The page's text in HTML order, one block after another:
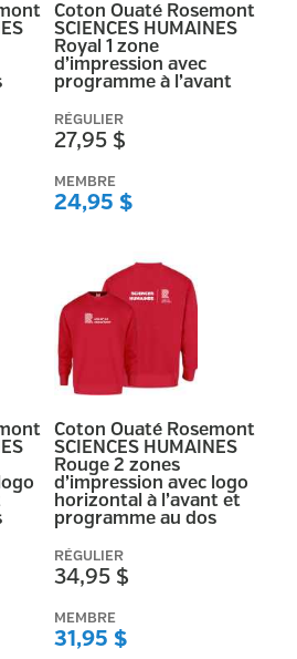
Coton Ouaté Rosemont
SCIENCES HUMAINES
Royal 1 zone
d’impression avec
programme à l’avant
RÉGULIER
27,95 $
MEMBRE
24,95 $
Coton Ouaté Rosemont
SCIENCES HUMAINES
Rouge 2 zones
d’impression avec logo
horizontal à l’avant et
programme au dos
RÉGULIER
34,95 $
MEMBRE
31,95 $